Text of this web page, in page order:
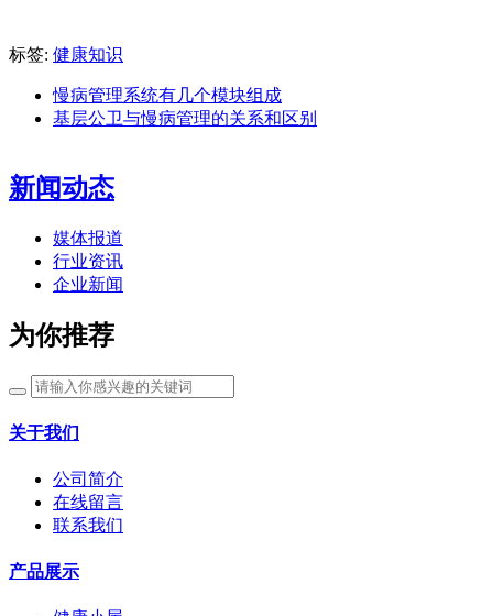
标签: 健康知识
慢病管理系统有几个模块组成
基层公卫与慢病管理的关系和区别
新闻动态
媒体报道
行业资讯
企业新闻
为你推荐
关于我们
公司简介
在线留言
联系我们
产品展示